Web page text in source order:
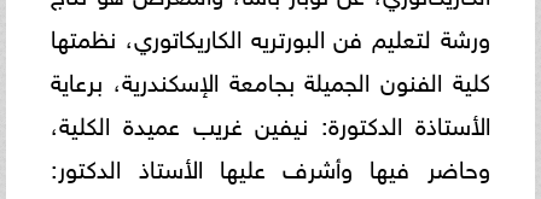
ورشة لتعليم فن البورتريه الكاريكاتوري، نظمتها
كلية الفنون الجميلة بجامعة الإسكندرية، برعاية
الأستاذة الدكتورة: نيفين غريب عميدة الكلية،
وحاضر فيها وأشرف عليها الأستاذ الدكتور: